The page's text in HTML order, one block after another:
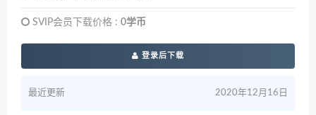
SVIP会员下载价格 : 0学币
登录后下载
最近更新 2020年12月16日